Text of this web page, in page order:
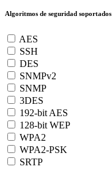
Algoritmos de seguridad soportados
AES
SSH
DES
SNMPv2
SNMP
3DES
192-bit AES
128-bit WEP
WPA2
WPA2-PSK
SRTP